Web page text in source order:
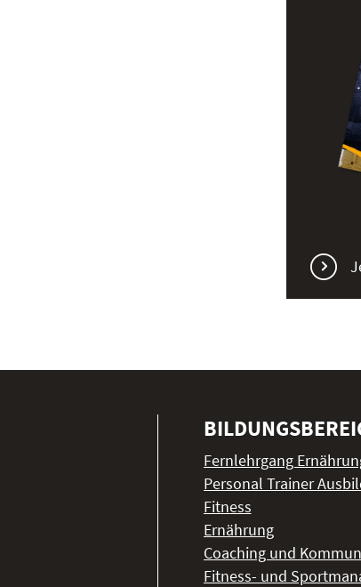
Fernlehrgang
Personal Trainer
Fitness
Ernährung
Coaching und
Fitness- und